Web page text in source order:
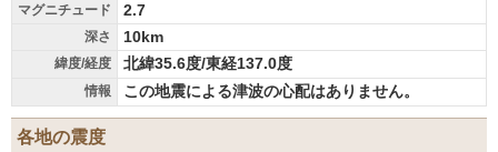
マグニチュード 2.7
深さ 10km
緯度/経度 北緯35.6度/東経137.0度
情報 この地震による津波の心配はありません。
各地の震度